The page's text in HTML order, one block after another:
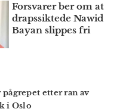
Forsvarer ber om at
draps­siktede Nawid
Bayan slippes fri
etter ran av
i Oslo